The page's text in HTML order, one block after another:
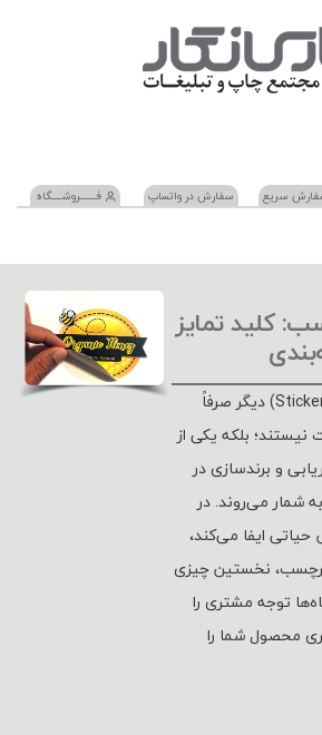
سریع سفارش در واتساپ فـــــــروشــــگاه
کلید تمایز
لیبل (Label) و برچسب (Sticker) دیگر صرفاً
نیستند؛ بلکه یکی از
و برندسازی در
شمار می‌روند. در
ایفا می‌کند،
نخستین چیزی
توجه مشتری را
محصول شما را